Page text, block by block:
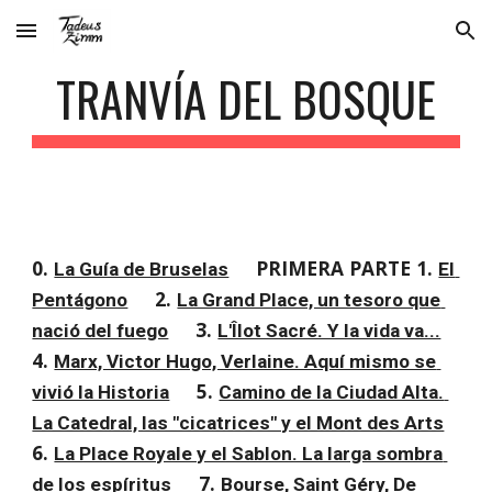
Skip to main content Skip to navigation
TRANVÍA DEL BOSQUE
0. La Guía de Bruselas PRIMERA PARTE 1. El
Pentágono
2. La Grand Place, un tesoro que
nació del fuego
3. L'Îlot Sacré. Y la vida va...
4. Marx, Victor Hugo, Verlaine. Aquí mismo se
vivió la Historia
5. Camino de la Ciudad Alta.
La Catedral, las "cicatrices" y el Mont des Arts
6. La Place Royale y el Sablon. La larga sombra
de los espíritus
7. Bourse, Saint Géry, De